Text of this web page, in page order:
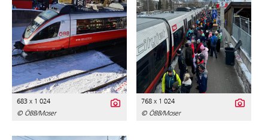
683 x 1 024
© ÖBB/Moser
768 x 1 024
© ÖBB/Moser